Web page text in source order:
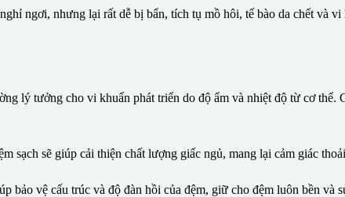
ngơi, nhưng lại rất dễ bị bẩn, tích tụ mồ hôi, tế bào da chết và
lý tưởng cho vi khuẩn phát triển do độ ẩm và nhiệt độ từ cơ thể.
sạch sẽ giúp cải thiện chất lượng giấc ngủ, mang lại cảm giác
bảo vệ cấu trúc và độ đàn hồi của đệm, giữ cho đệm luôn bền và